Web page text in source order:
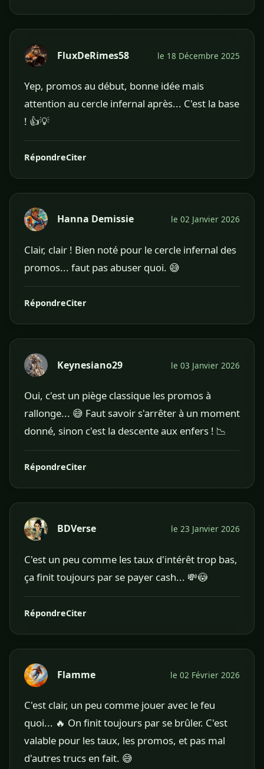
FluxDeRimes58 le 18 Décembre 2025
Yep, promos au début, bonne idée mais
attention au cercle infernal après... C'est la base
! 👍💡
RépondreCiter
Hanna Demissie le 02 Janvier 2026
Clair, clair ! Bien noté pour le cercle infernal des
promos... faut pas abuser quoi. 😅
RépondreCiter
Keynesiano29 le 03 Janvier 2026
Oui, c'est un piège classique les promos à
rallonge... 😅 Faut savoir s'arrêter à un moment
donné, sinon c'est la descente aux enfers ! 📉
RépondreCiter
BDVerse le 23 Janvier 2026
C'est un peu comme les taux d'intérêt trop bas,
ça finit toujours par se payer cash... 💸😳
RépondreCiter
Flamme le 02 Février 2026
C'est clair, un peu comme jouer avec le feu
quoi... 🔥 On finit toujours par se brûler. C'est
valable pour les taux, les promos, et pas mal
d'autres trucs en fait. 😅